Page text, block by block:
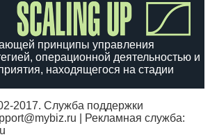
принципы управления
операционной деятельностью и
находящегося на стадии
2017. Служба поддержки
| Рекламная служба: